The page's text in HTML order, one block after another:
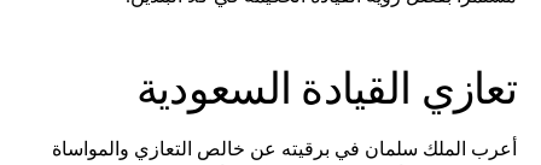
تعازي القيادة السعودية
أعرب الملك سلمان في برقيته عن خالص التعازي والمواساة